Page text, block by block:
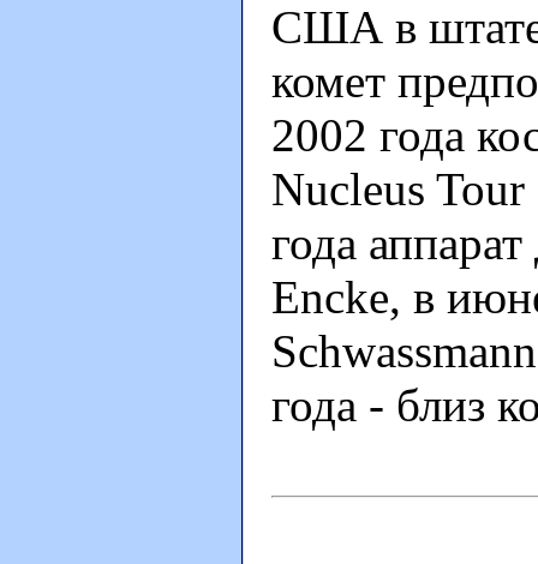
США в
комет
2002 года
Nucleus
года
Encke, в
года - близ